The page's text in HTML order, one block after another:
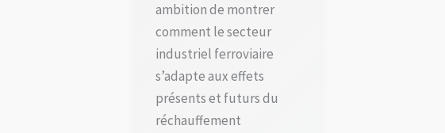
ambition de montrer
comment le secteur
industriel ferroviaire
s’adapte aux effets
présents et futurs du
réchauffement